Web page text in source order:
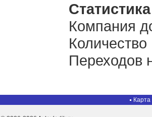
Компания
Переходов
Карта